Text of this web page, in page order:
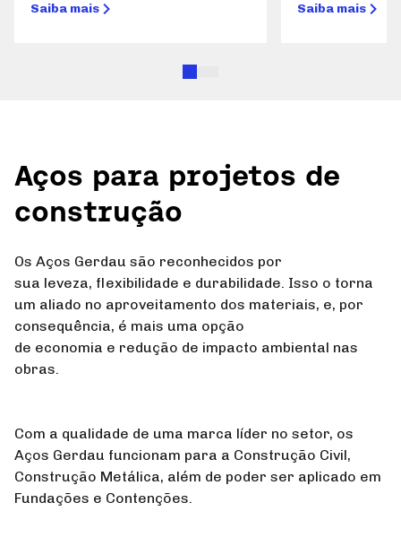
Saiba mais Saiba mais
Aços para projetos de
construção
Os Aços Gerdau são reconhecidos por
sua leveza, flexibilidade e durabilidade. Isso o torna
um aliado no aproveitamento dos materiais, e, por
consequência, é mais uma opção
de economia e redução de impacto ambiental nas
obras.
Com a qualidade de uma marca líder no setor, os
Aços Gerdau funcionam para a Construção Civil,
Construção Metálica, além de poder ser aplicado em
Fundações e Contenções.